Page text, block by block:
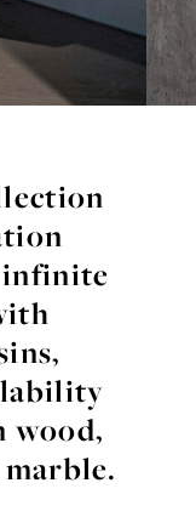
,
wood,
marble.